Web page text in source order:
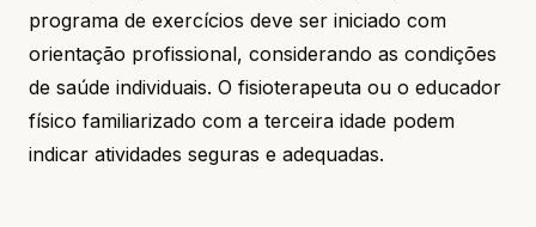
programa de exercícios deve ser iniciado com
orientação profissional, considerando as condições
de saúde individuais. O fisioterapeuta ou o educador
físico familiarizado com a terceira idade podem
indicar atividades seguras e adequadas.